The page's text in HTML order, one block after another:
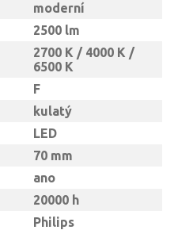
moderní
2500 lm
2700 K / 4000 K /
6500 K
F
kulatý
LED
70 mm
ano
20000 h
Philips